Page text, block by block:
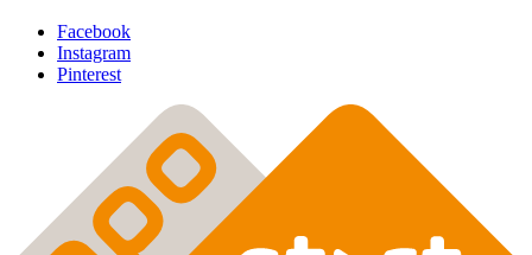
Facebook
Instagram
Pinterest